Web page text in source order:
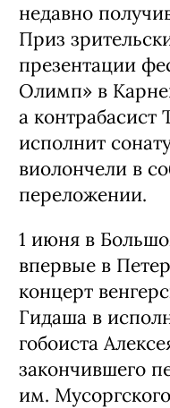
недавно
Приз
презентации
Олимп» в
а контрабасист
исполнит
виолончели в
переложении.
1 июня в
впервые в
концерт
Гидаша в
гобоиста
закончившего
им.